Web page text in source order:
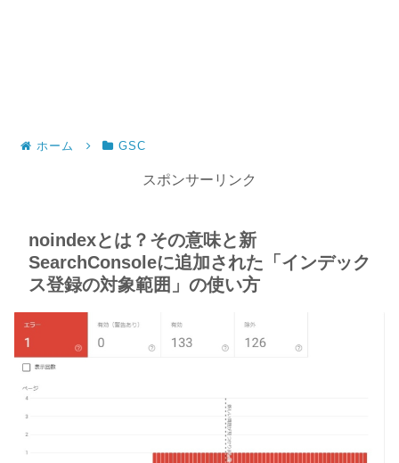
ホーム GSC
スポンサーリンク
noindexとは？その意味と新
SearchConsoleに追加された「インデック
ス登録の対象範囲」の使い方